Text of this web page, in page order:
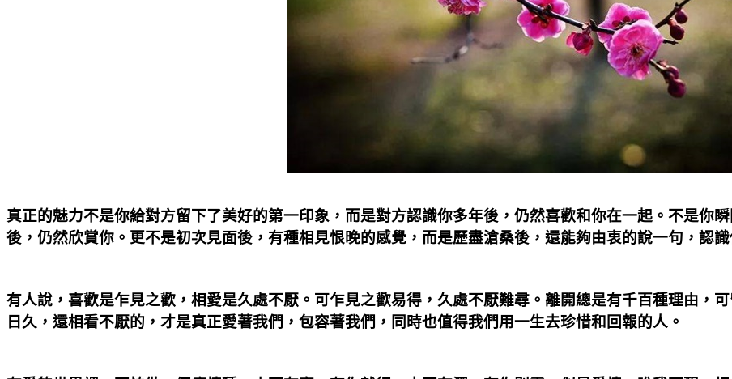
真正的魅力不是你給對方留下了美好的第一印象，而是對方認識你多年後，仍然喜歡和你在一起。不是你
後，仍然欣賞你。更不是初次見面後，有種相見恨晚的感覺，而是歷盡滄桑後，還能夠由衷的說一句，認
有人說，喜歡是乍見之歡，相愛是久處不厭。可乍見之歡易得，久處不厭難尋。離開總是有千百種理由，
日久，還相看不厭的，才是真正愛著我們，包容著我們，同時也值得我們用一生去珍惜和回報的人。